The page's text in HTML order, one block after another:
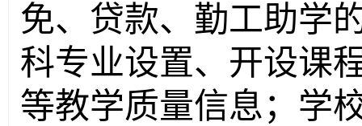
免、贷款、勤工助学
科专业设置、开设课
等教学质量信息；学